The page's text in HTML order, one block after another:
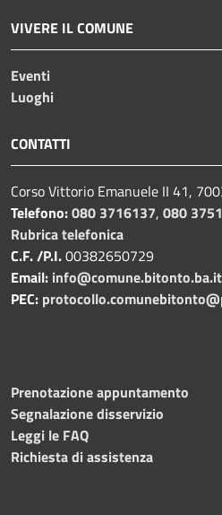
VIVERE IL COMUNE
Eventi
Luoghi
CONTATTI
Corso Vittorio Emanuele II 41,
Telefono:080 3716137, 080
Rubrica telefonica
C.F. /P.I.00382650729
Email: info@comune.bitonto.ba.it
PEC:
Prenotazione appuntamento
Segnalazione disservizio
Leggi le FAQ
Richiesta di assistenza